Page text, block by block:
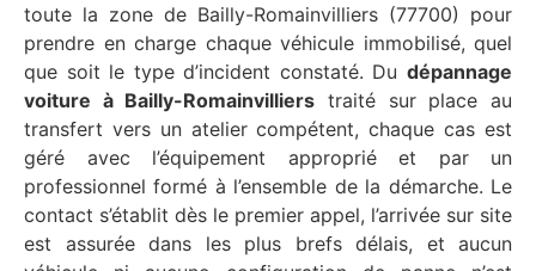
toute la zone de Bailly-Romainvilliers (77700) pour
prendre en charge chaque véhicule immobilisé, quel
que soit le type d’incident constaté. Du dépannage
voiture à Bailly-Romainvilliers traité sur place au
transfert vers un atelier compétent, chaque cas est
géré avec l’équipement approprié et par un
professionnel formé à l’ensemble de la démarche. Le
contact s’établit dès le premier appel, l’arrivée sur site
est assurée dans les plus brefs délais, et aucun